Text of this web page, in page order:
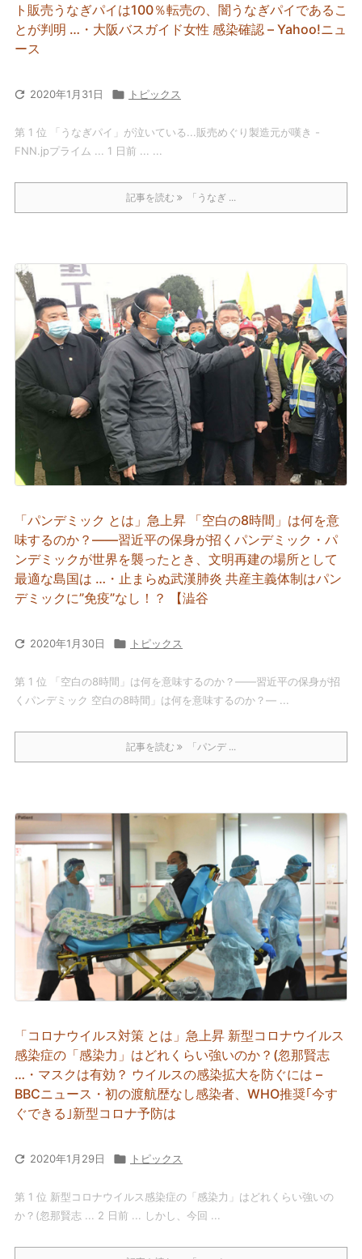
ト販売うなぎパイは100％転売の、闇うなぎパイであるこ
とが判明 …・大阪バスガイド女性 感染確認 – Yahoo!ニュ
ース
 2020年1月31日  トピックス
第 1 位 「うなぎパイ」が泣いている...販売めぐり製造元が嘆き -
FNN.jpプライム ... 1 日前 ... ...
記事を読む 「うなぎ ...
「パンデミック とは」急上昇 「空白の8時間」は何を意
味するのか？――習近平の保身が招くパンデミック・パ
ンデミックが世界を襲ったとき、文明再建の場所として
最適な島国は …・止まらぬ武漢肺炎 共産主義体制はパン
デミックに”免疫”なし！？ 【澁谷
 2020年1月30日  トピックス
第 1 位 「空白の8時間」は何を意味するのか？――習近平の保身が招
くパンデミック 空白の8時間」は何を意味するのか？― ...
記事を読む 「パンデ ...
「コロナウイルス対策 とは」急上昇 新型コロナウイルス
感染症の「感染力」はどれくらい強いのか？(忽那賢志
…・マスクは有効？ ウイルスの感染拡大を防ぐには –
BBCニュース・初の渡航歴なし感染者、WHO推奨｢今す
ぐできる｣新型コロナ予防は
 2020年1月29日  トピックス
第 1 位 新型コロナウイルス感染症の「感染力」はどれくらい強いの
か？(忽那賢志 ... 2 日前 ... しかし、今回 ...